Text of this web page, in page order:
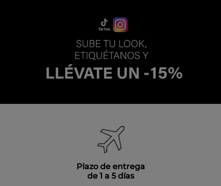
Plazo de entrega
de 1 a 5 días